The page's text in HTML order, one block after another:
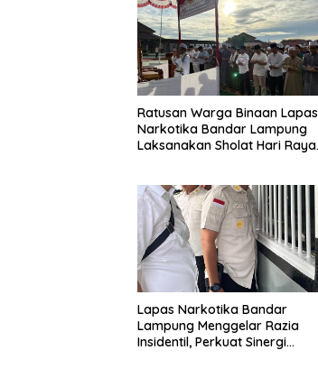
Ratusan Warga Binaan Lapas
Narkotika Bandar Lampung
Laksanakan Sholat Hari Raya
Lapas Narkotika Bandar
Lampung Menggelar Razia
Insidentil, Perkuat Sinergi